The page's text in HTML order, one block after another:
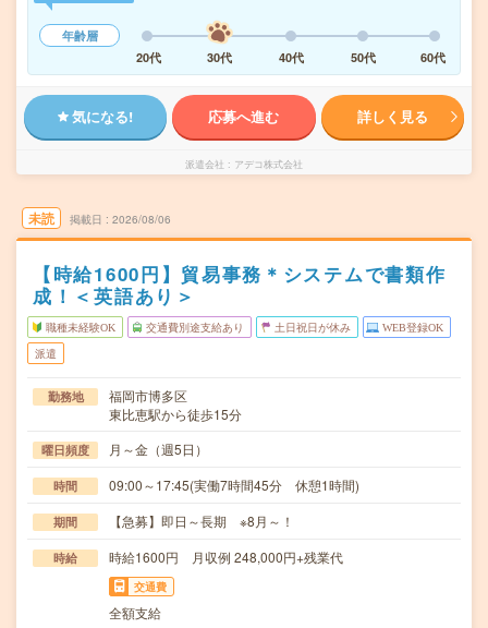
年齢層
20代
30代 40代 50代 60代
気になる! 応募へ進む 詳しく見る
派遣会社 アデコ株式会社
未読 掲載日 2026/08/06
【時給1600円】貿易事務＊システムで書類作
成！＜英語あり＞
職種未経験OK 交通費別途支給あり 土日祝日が休み WEB登録OK
派遣
勤務地
福岡市博多区
東比恵駅から徒歩15分
曜日頻度 月～金（週5日）
時間 09:00～17:45(実働7時間45分 休憩1時間)
期間 【急募】即日～長期 ※8月～！
時給 時給1600円 月収例 248,000円+残業代
交通費
全額支給